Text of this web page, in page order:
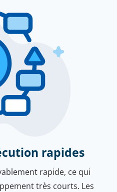
rapides
rapide, ce qui
très courts. Les